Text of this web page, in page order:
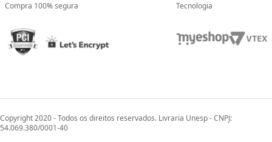
Compra 100% segura Tecnologia
Copyright 2020 - Todos os direitos reservados. Livraria Unesp - CNPJ:
54.069.380/0001-40